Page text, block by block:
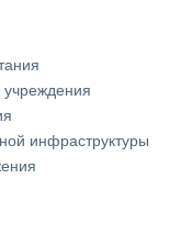
инфраструктуры